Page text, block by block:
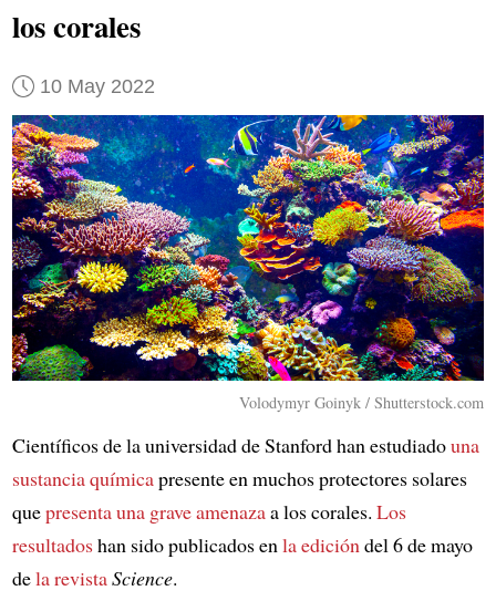
los corales
10 May 2022
Volodymyr Goinyk / Shutterstock.com
Científicos de la universidad de Stanford han estudiadouna
sustancia químicapresente en muchos protectores solares
quepresenta una grave amenazaa los corales. Los
resultadoshan sido publicados en la edición del 6 de mayo
dela revistaScience.